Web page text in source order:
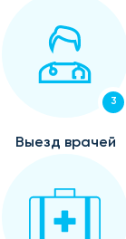
3
Выезд врачей